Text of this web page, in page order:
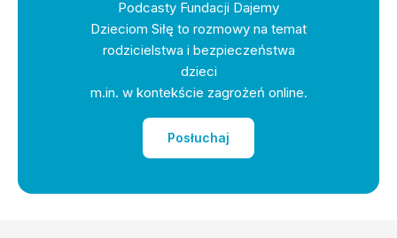
Podcasty Fundacji Dajemy
Dzieciom Siłę to rozmowy na temat
rodzicielstwa i bezpieczeństwa
dzieci
m.in. w kontekście zagrożeń online.
Posłuchaj